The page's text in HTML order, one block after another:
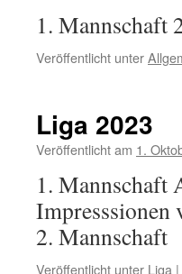
1. Mannschaft
Veröffentlicht unter
Liga 2023
Veröffentlicht am 1.
1. Mannschaft
Impresssionen
2. Mannschaft
Veröffentlicht unter Liga |